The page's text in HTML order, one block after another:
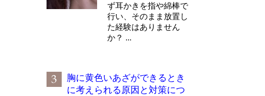
ず耳かきを指や綿棒で
行い、そのまま放置し
た経験はありません
か？ ...
胸に黄色いあざができるとき
に考えられる原因と対策につ